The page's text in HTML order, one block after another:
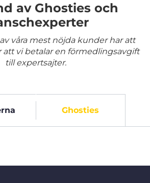
av Ghosties och
våra mest nöjda kunder har att
att vi betalar en förmedlingsavgift
till expertsajter.
Ghosties